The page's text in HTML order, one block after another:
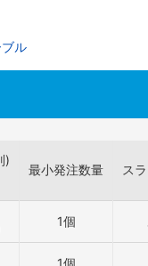
ル
)
最小発注数量 ス
1個
1個